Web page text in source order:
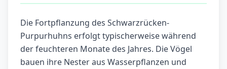
Die Fortpflanzung des Schwarzrücken-
Purpurhuhns erfolgt typischerweise während
der feuchteren Monate des Jahres. Die Vögel
bauen ihre Nester aus Wasserpflanzen und